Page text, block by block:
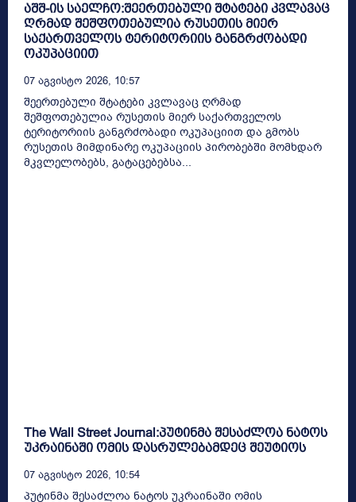
აშშ-ის საელჩო:შეერთებული შტატები კვლავაც
ღრმად შეშფოთებულია რუსეთის მიერ
საქართველოს ტერიტორიის განგრძობადი
ოკუპაციით
07 Აგვისტო 2026, 10:57
შეერთებული შტატები კვლავაც ღრმად
შეშფოთებულია რუსეთის მიერ საქართველოს
ტერიტორიის განგრძობადი ოკუპაციით და გმობს
რუსეთის მიმდინარე ოკუპაციის პირობებში მომხდარ
მკვლელობებს, გატაცებებსა...
The Wall Street Journal:პუტინმა შესაძლოა ნატოს
უკრაინაში ომის დასრულებამდეც შეუტიოს
07 Აგვისტო 2026, 10:54
პუტინმა შესაძლოა ნატოს უკრაინაში ომის